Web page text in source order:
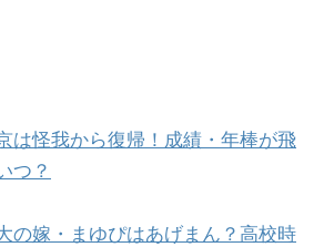
は怪我から復帰！成績・年棒が飛
つ？
の嫁・まゆぴはあげまん？高校時